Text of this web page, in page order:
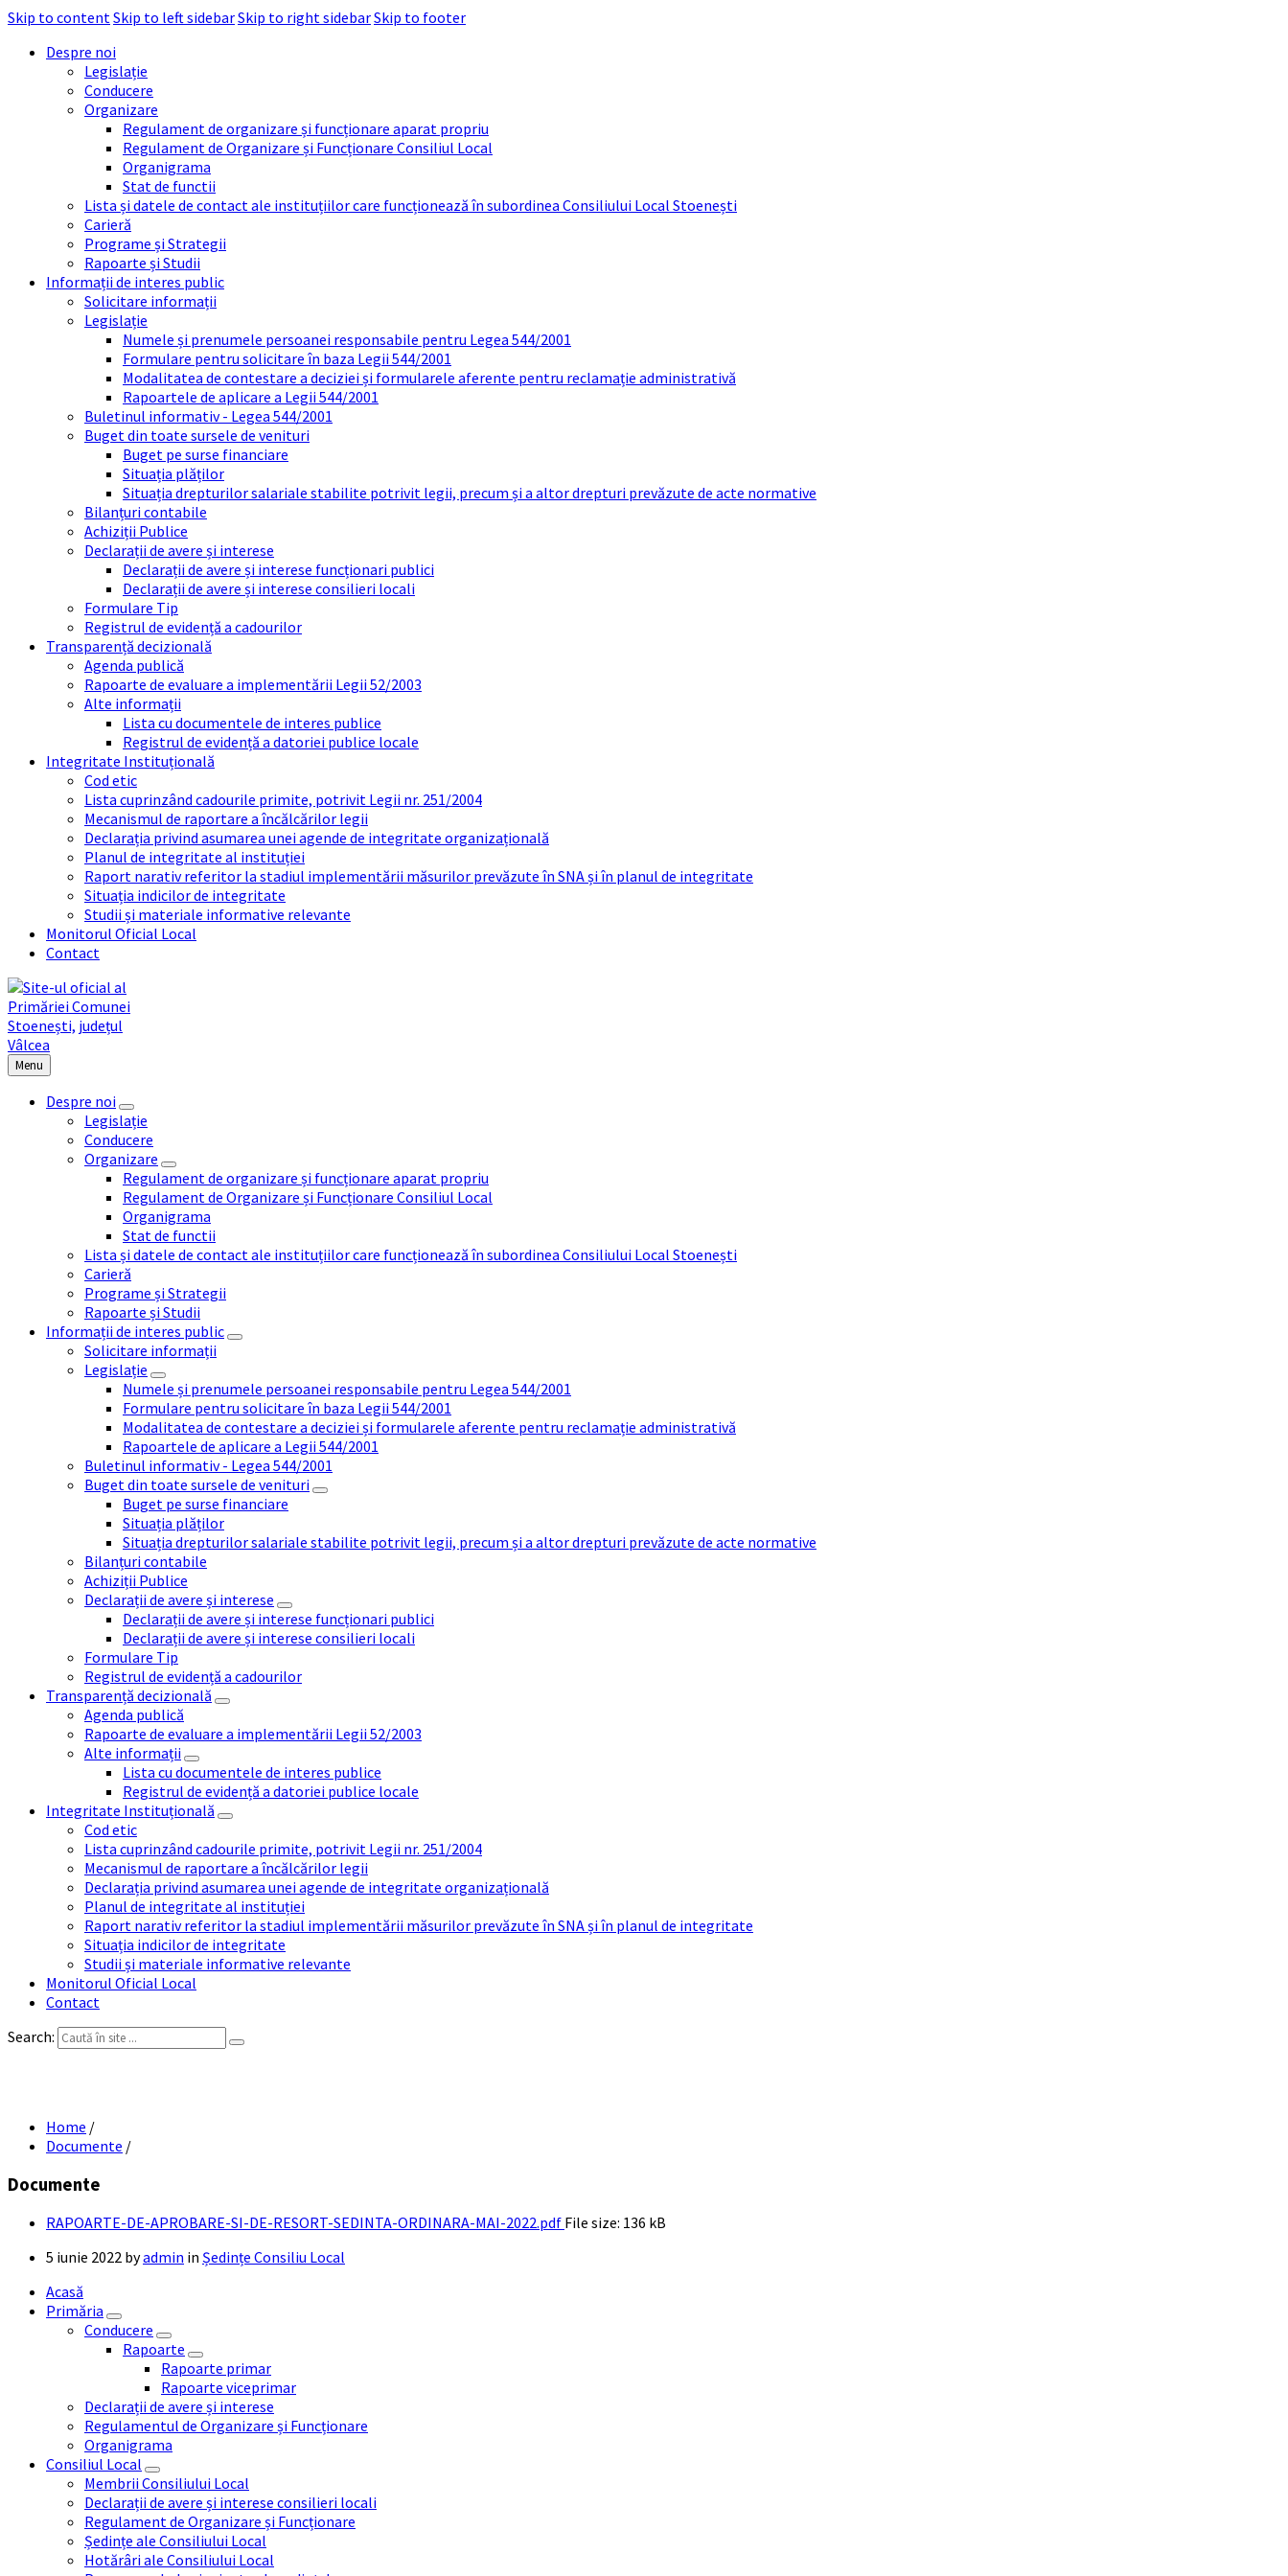
Skip to contentSkip to left sidebarSkip to right sidebarSkip to footer
Despre noi
Legislație
Conducere
Organizare
Regulament de organizare și funcționare aparat propriu
Regulament de Organizare și Funcționare Consiliul Local
Organigrama
Stat de functii
Lista și datele de contact ale instituțiilor care funcționează în subordinea Consiliului Local Stoenești
Carieră
Programe și Strategii
Rapoarte și Studii
Informații de interes public
Solicitare informații
Legislație
Numele și prenumele persoanei responsabile pentru Legea 544/2001
Formulare pentru solicitare în baza Legii 544/2001
Modalitatea de contestare a deciziei și formularele aferente pentru reclamație administrativă
Rapoartele de aplicare a Legii 544/2001
Buletinul informativ - Legea 544/2001
Buget din toate sursele de venituri
Buget pe surse financiare
Situația plăților
Situația drepturilor salariale stabilite potrivit legii, precum și a altor drepturi prevăzute de acte normative
Bilanțuri contabile
Achiziții Publice
Declarații de avere și interese
Declarații de avere și interese funcționari publici
Declarații de avere și interese consilieri locali
Formulare Tip
Registrul de evidență a cadourilor
Transparență decizională
Agenda publică
Rapoarte de evaluare a implementării Legii 52/2003
Alte informații
Lista cu documentele de interes publice
Registrul de evidență a datoriei publice locale
Integritate Instituțională
Cod etic
Lista cuprinzând cadourile primite, potrivit Legii nr. 251/2004
Mecanismul de raportare a încălcărilor legii
Declarația privind asumarea unei agende de integritate organizațională
Planul de integritate al instituției
Raport narativ referitor la stadiul implementării măsurilor prevăzute în SNA și în planul de integritate
Situația indicilor de integritate
Studii și materiale informative relevante
Monitorul Oficial Local
Contact
Menu
Despre noi
Legislație
Conducere
Organizare
Regulament de organizare și funcționare aparat propriu
Regulament de Organizare și Funcționare Consiliul Local
Organigrama
Stat de functii
Lista și datele de contact ale instituțiilor care funcționează în subordinea Consiliului Local Stoenești
Carieră
Programe și Strategii
Rapoarte și Studii
Informații de interes public
Solicitare informații
Legislație
Numele și prenumele persoanei responsabile pentru Legea 544/2001
Formulare pentru solicitare în baza Legii 544/2001
Modalitatea de contestare a deciziei și formularele aferente pentru reclamație administrativă
Rapoartele de aplicare a Legii 544/2001
Buletinul informativ - Legea 544/2001
Buget din toate sursele de venituri
Buget pe surse financiare
Situația plăților
Situația drepturilor salariale stabilite potrivit legii, precum și a altor drepturi prevăzute de acte normative
Bilanțuri contabile
Achiziții Publice
Declarații de avere și interese
Declarații de avere și interese funcționari publici
Declarații de avere și interese consilieri locali
Formulare Tip
Registrul de evidență a cadourilor
Transparență decizională
Agenda publică
Rapoarte de evaluare a implementării Legii 52/2003
Alte informații
Lista cu documentele de interes publice
Registrul de evidență a datoriei publice locale
Integritate Instituțională
Cod etic
Lista cuprinzând cadourile primite, potrivit Legii nr. 251/2004
Mecanismul de raportare a încălcărilor legii
Declarația privind asumarea unei agende de integritate organizațională
Planul de integritate al instituției
Raport narativ referitor la stadiul implementării măsurilor prevăzute în SNA și în planul de integritate
Situația indicilor de integritate
Studii și materiale informative relevante
Monitorul Oficial Local
Contact
Search:
Home /
Documente /
Documente
RAPOARTE-DE-APROBARE-SI-DE-RESORT-SEDINTA-ORDINARA-MAI-2022.pdf File size: 136 kB
5 iunie 2022 byadmin in Ședințe Consiliu Local
Acasă
Primăria
Conducere
Rapoarte
Rapoarte primar
Rapoarte viceprimar
Declarații de avere și interese
Regulamentul de Organizare și Funcționare
Organigrama
Consiliul Local
Membrii Consiliului Local
Declarații de avere și interese consilieri locali
Regulament de Organizare și Funcționare
Ședințe ale Consiliului Local
Hotărâri ale Consiliului Local